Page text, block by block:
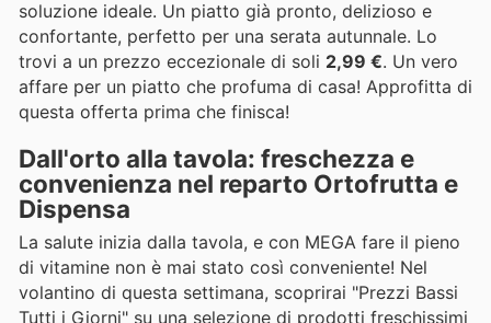
soluzione ideale. Un piatto già pronto, delizioso e
confortante, perfetto per una serata autunnale. Lo
trovi a un prezzo eccezionale di soli 2,99 €. Un vero
affare per un piatto che profuma di casa! Approfitta di
questa offerta prima che finisca!
Dall'orto alla tavola: freschezza e
convenienza nel reparto Ortofrutta e
Dispensa
La salute inizia dalla tavola, e con MEGA fare il pieno
di vitamine non è mai stato così conveniente! Nel
volantino di questa settimana, scoprirai "Prezzi Bassi
Tutti i Giorni" su una selezione di prodotti freschissimi